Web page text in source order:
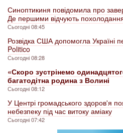
Синоптикиня повідомила про
Де першими відчують
Сьогодні 08:45
Розвідка США допомогла Україні
Politico
Сьогодні 08:28
«Скоро зустрінемо
багатодітна родина з Волині
Сьогодні 08:12
У Центрі громадського здоров'я
небезпеку під час витоку аміаку
Сьогодні 07:42